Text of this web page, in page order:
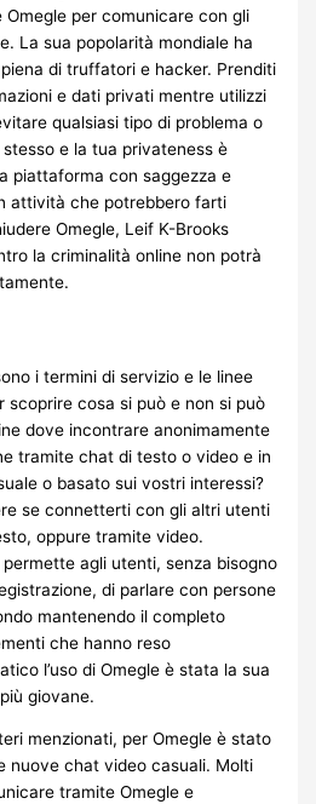
Omegle per comunicare con gli
La sua popolarità mondiale ha
di truffatori e hacker. Prenditi
e dati privati mentre utilizzi
qualsiasi tipo di problema o
e la tua privateness è
piattaforma con saggezza e
attività che potrebbero farti
Omegle, Leif K-Brooks
la criminalità online non potrà
i termini di servizio e le linee
scoprire cosa si può e non si può
dove incontrare anonimamente
tramite chat di testo o video e in
o basato sui vostri interessi?
se connetterti con gli altri utenti
oppure tramite video.
agli utenti, senza bisogno
di parlare con persone
mantenendo il completo
che hanno reso
l’uso di Omegle è stata la sua
giovane.
menzionati, per Omegle è stato
nuove chat video casuali. Molti
tramite Omegle e